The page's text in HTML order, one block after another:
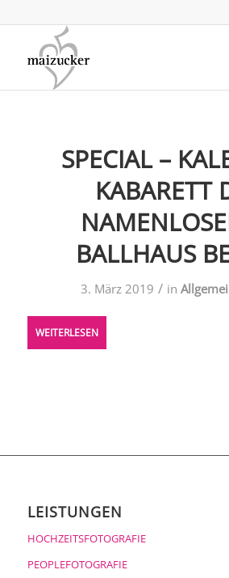
SPECIAL –
KABARETT
BALLHAUS
3. März 2019 / in
WEITERLESEN
LEISTUNGEN
HOCHZEITSFOTOGRAFIE
PEOPLEFOTOGRAFIE